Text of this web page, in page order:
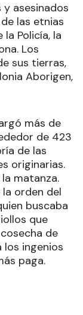
y asesinados
las etnias
Policía, la
Los
sus tierras,
Aborigen,
más de
de 423
de las
originarias.
matanza.
orden del
buscaba
que
de
los ingenios
paga.